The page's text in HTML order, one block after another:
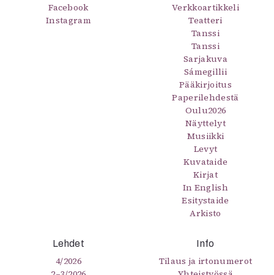
Facebook
Instagram
Verkkoartikkeli
Teatteri
Tanssi
Tanssi
Sarjakuva
Sámegillii
Pääkirjoitus
Paperilehdestä
Oulu2026
Näyttelyt
Musiikki
Levyt
Kuvataide
Kirjat
In English
Esitystaide
Arkisto
Lehdet
4/2026
Info
Tilaus ja irtonumerot